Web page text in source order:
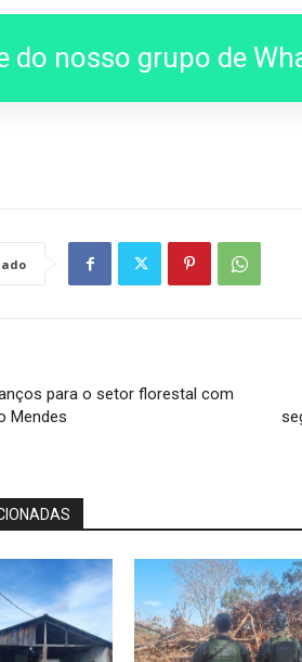
do nosso grupo de
para o setor florestal com
Mendes